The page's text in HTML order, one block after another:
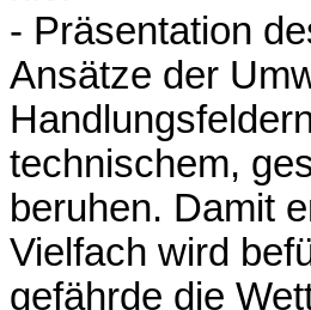
- Präsentation
Ansätze der
technischem,
beruhen. Damit
Vielfach wird
gefährde die